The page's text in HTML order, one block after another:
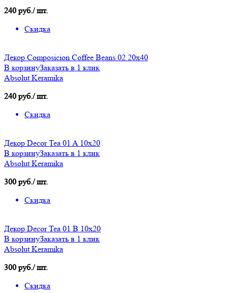
240 руб./ шт.
Скидка
Декор Composicion Coffee Beans 02 20х40
В корзинуЗаказать в 1 клик
Absolut Keramika
240 руб./ шт.
Скидка
Декор Decor Tea 01 A 10x20
В корзинуЗаказать в 1 клик
Absolut Keramika
300 руб./ шт.
Скидка
Декор Decor Tea 01 B 10x20
В корзинуЗаказать в 1 клик
Absolut Keramika
300 руб./ шт.
Скидка